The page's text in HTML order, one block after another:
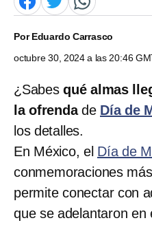
PorEduardo Carrasco
octubre 30, 2024 a las 20:46
¿Sabesqué almas
la ofrendade Día de
los detalles.
En México, el Día de
conmemoraciones
permite conectar con
que se adelantaron en